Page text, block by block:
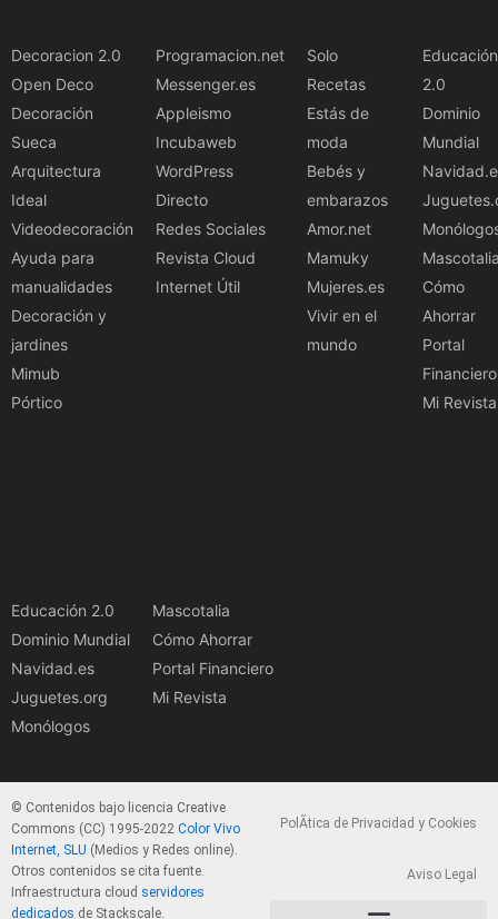
Decoracion 2.0
Open Deco
Decoración
Sueca
Arquitectura
Ideal
Videodecoración
Ayuda para
manualidades
Decoración y
jardines
Mimub
Pórtico
Programacion.net
Messenger.es
Appleismo
Incubaweb
WordPress
Directo
Redes Sociales
Revista Cloud
Internet Útil
Solo
Recetas
Estás de
moda
Bebés y
embarazos
Amor.net
Mamuky
Mujeres.es
Vivir en el
mundo
Educación
2.0
Dominio
Mundial
Cómo
Ahorrar
Portal
Financiero
Mi Revista
Educación 2.0
Dominio Mundial
Navidad.es
Juguetes.org
Monólogos
Mascotalia
Cómo Ahorrar
Portal Financiero
Mi Revista
© Contenidos bajo licencia Creative
Commons (CC) 1995-2022 Color Vivo
Internet, SLU (Medios y Redes online).
Otros contenidos se cita fuente.
Infraestructura cloud servidores
dedicados de Stackscale.
PolÃ­tica de Privacidad y Cookies
Aviso Legal